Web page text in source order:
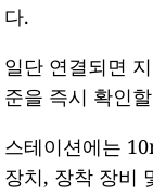
다.
일단 연결되면
준을 즉시 확인
스테이션에는
장치, 장착 장비